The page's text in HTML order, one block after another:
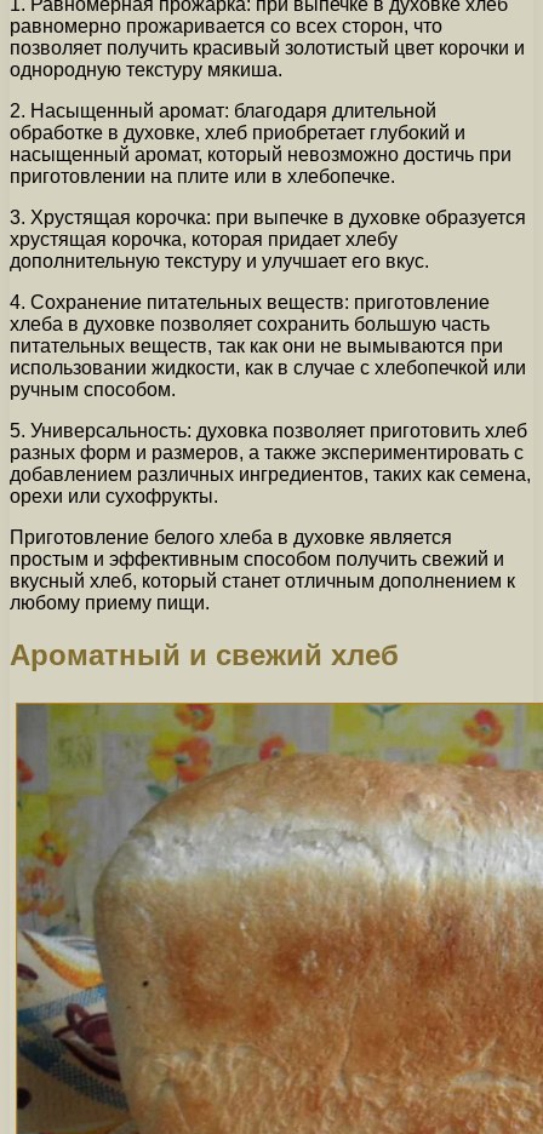
1. Равномерная прожарка: при выпечке в духовке хлеб
равномерно прожаривается со всех сторон, что
позволяет получить красивый золотистый цвет корочки и
однородную текстуру мякиша.
2. Насыщенный аромат: благодаря длительной
обработке в духовке, хлеб приобретает глубокий и
насыщенный аромат, который невозможно достичь при
приготовлении на плите или в хлебопечке.
3. Хрустящая корочка: при выпечке в духовке образуется
хрустящая корочка, которая придает хлебу
дополнительную текстуру и улучшает его вкус.
4. Сохранение питательных веществ: приготовление
хлеба в духовке позволяет сохранить большую часть
питательных веществ, так как они не вымываются при
использовании жидкости, как в случае с хлебопечкой или
ручным способом.
5. Универсальность: духовка позволяет приготовить хлеб
разных форм и размеров, а также экспериментировать с
добавлением различных ингредиентов, таких как семена,
орехи или сухофрукты.
Приготовление белого хлеба в духовке является
простым и эффективным способом получить свежий и
вкусный хлеб, который станет отличным дополнением к
любому приему пищи.
Ароматный и свежий хлеб